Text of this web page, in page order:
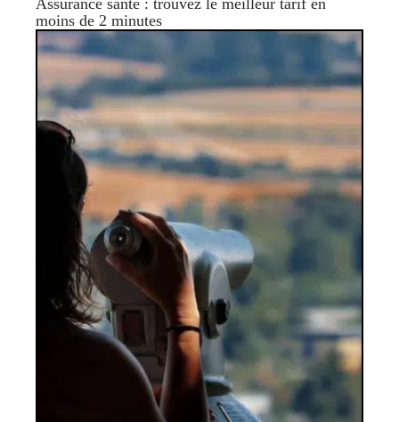
Assurance santé : trouvez le meilleur tarif en
moins de 2 minutes